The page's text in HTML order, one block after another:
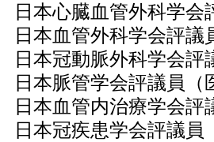
日本心臓血管外科学会
日本血管外科学会評議
日本冠動脈外科学会評
日本脈管学会評議員（
日本血管内治療学会評
日本冠疾患学会評議員